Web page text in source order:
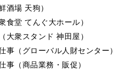
酒場 天狗）
食堂 てんぐ大ホール）
大衆スタンド 神田屋）
事（グローバル人財センター）
事（商品業務・販促）